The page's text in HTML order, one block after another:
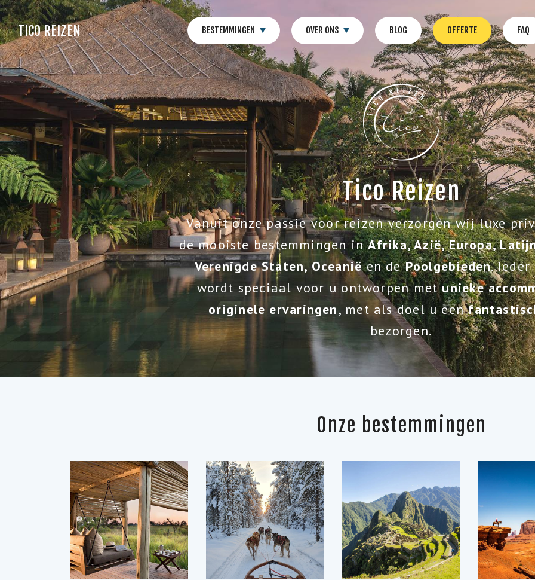
TICO REIZEN BESTEMMINGEN OVER ONS BLOG OFFERTE FAQ
Tico Reizen
Vanuit onze passie voor reizen verzorgen wij luxe
de mooiste bestemmingen inAfrika, Azië, Europa,
Verenigde Staten, Oceaniëen dePoolgebieden.
wordt speciaal voor u ontworpen metunieke
originele ervaringen, met als doel u een
bezorgen.
Onze bestemmingen